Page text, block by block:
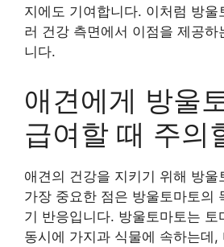
지에도 기여합니다. 이처럼 방울
러 건강 측면에서 이점을 제공하
니다.
애견에게 방울
급여할 때 주의
애견의 건강을 지키기 위해 방울
가장 중요한 점은 방울토마토의
기 반응입니다. 방울토마토는 토
동시에 가지과 식물에 속하는데,